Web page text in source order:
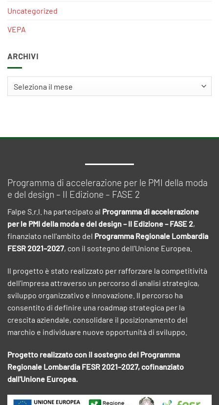
Uncategorized
VEPA
ARCHIVI
Programma di accelerazione per le PMI della moda
e del design – II Edizione – FASE 2
Falpe S.r.l. ha partecipato al Programma di accelerazione
per le PMI della moda e del design – II Edizione – FASE 2,
finanziato nell'ambito del Programma Regionale Lombardia
FESR 2021–2027, con il sostegno dell'Unione Europea.
Il progetto è stato realizzato per rafforzare la competitività
dell'impresa attraverso un percorso di analisi strategica,
sviluppo organizzativo e innovazione. Il percorso ha
consentito di definire una roadmap strategica per la
crescita aziendale, consolidare il posizionamento del
marchio e individuare nuove opportunità di sviluppo.
Progetto realizzato con il sostegno del Programma
Regionale Lombardia FESR 2021–2027, cofinanziato
dall'Unione Europea.